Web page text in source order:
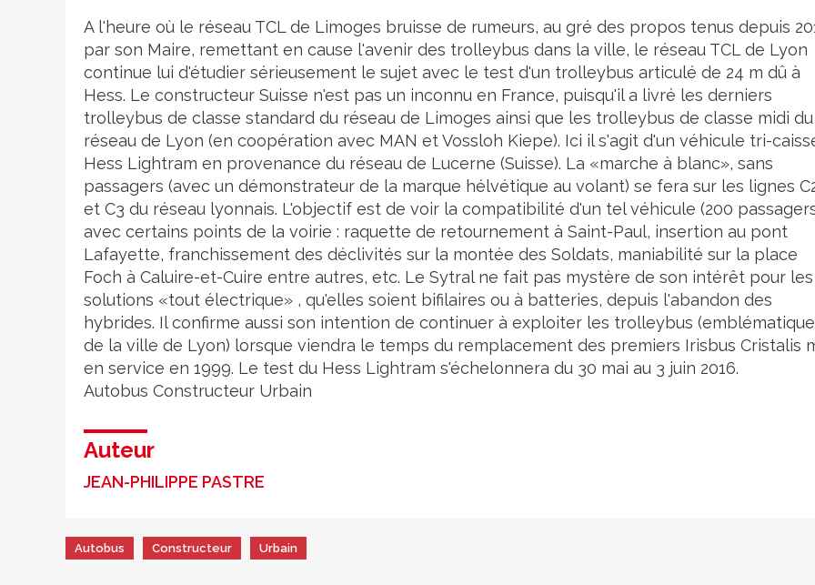
Crédit photo
A l'heure où le réseau TCL de Limoges bruisse de rumeurs, au gré des propos tenus depuis
par son Maire, remettant en cause l'avenir des trolleybus dans la ville, le réseau TCL de Lyon
continue lui d'étudier sérieusement le sujet avec le test d'un trolleybus articulé de 24 m dû à
Hess. Le constructeur Suisse n'est pas un inconnu en France, puisqu'il a livré les derniers
trolleybus de classe standard du réseau de Limoges ainsi que les trolleybus de classe midi du
réseau de Lyon (en coopération avec MAN et Vossloh Kiepe). Ici il s'agit d'un véhicule tri-
Hess Lightram en provenance du réseau de Lucerne (Suisse). La «marche à blanc», sans
passagers (avec un démonstrateur de la marque hélvétique au volant) se fera sur les lignes
et C3 du réseau lyonnais. L'objectif est de voir la compatibilité d'un tel véhicule (200
avec certains points de la voirie : raquette de retournement à Saint-Paul, insertion au pont
Lafayette, franchissement des déclivités sur la montée des Soldats, maniabilité sur la place
Foch à Caluire-et-Cuire entre autres, etc. Le Sytral ne fait pas mystère de son intérêt pour les
solutions «tout électrique» , qu'elles soient bifilaires ou à batteries, depuis l'abandon des
hybrides. Il confirme aussi son intention de continuer à exploiter les trolleybus
de la ville de Lyon) lorsque viendra le temps du remplacement des premiers Irisbus Cristalis
en service en 1999. Le test du Hess Lightram s'échelonnera du 30 mai au 3 juin 2016.
Autobus Constructeur Urbain
Auteur
JEAN-PHILIPPE PASTRE
Autobus Constructeur Urbain